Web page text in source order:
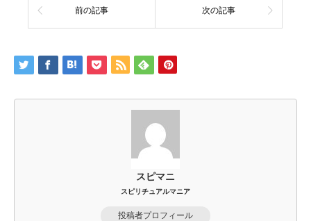
前の記事 次の記事
スピマニ
スピリチュアルマニア
投稿者プロフィール